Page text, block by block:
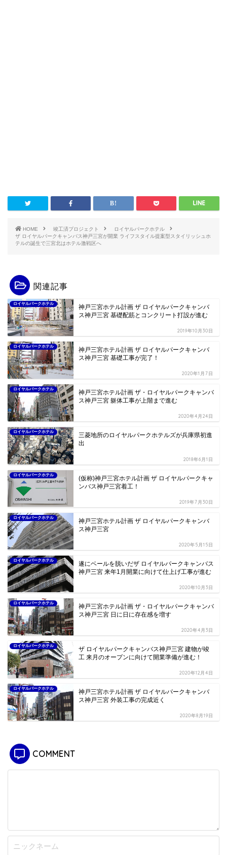
HOME 竣工済プロジェクト
ロイヤルパークホテル
ザ ロイヤルパークキャンバス神戸三宮が開業 ライフスタイル提案型スタイリッシュホ
テルの誕生で三宮北はホテル激戦区へ
関連記事
ロイヤルパークホテル
神戸三宮ホテル計画 ザ ロイヤルパークキャンバ
ス神戸三宮 基礎配筋とコンクリート打設が進む
2019年10月30日
ロイヤルパークホテル
神戸三宮ホテル計画 ザ ロイヤルパークキャンバ
ス神戸三宮 基礎工事が完了！
2020年1月7日
ロイヤルパークホテル
神戸三宮ホテル計画 ザ・ロイヤルパークキャンバ
ス神戸三宮 躯体工事が上階まで進む
2020年4月24日
ロイヤルパークホテル
三菱地所のロイヤルパークホテルズが兵庫県初進
出
2018年6月1日
ロイヤルパークホテル
(仮称)神戸三宮ホテル計画 ザ ロイヤルパークキャ
ンバス神戸三宮着工！
2019年7月30日
ロイヤルパークホテル
神戸三宮ホテル計画 ザ ロイヤルパークキャンバ
ス神戸三宮
2020年5月15日
ロイヤルパークホテル
遂にベールを脱いだザ ロイヤルパークキャンバス
神戸三宮 来年1月開業に向けて仕上げ工事が進む
2020年10月3日
ロイヤルパークホテル
神戸三宮ホテル計画 ザ・ロイヤルパークキャンバ
ス神戸三宮 日に日に存在感を増す
2020年4月3日
ロイヤルパークホテル
ザ ロイヤルパークキャンバス神戸三宮 建物が竣
工 来月のオープンに向けて開業準備が進む！
2020年12月4日
ロイヤルパークホテル
神戸三宮ホテル計画 ザ ロイヤルパークキャンバ
ス神戸三宮 外装工事の完成近く
2020年8月19日
COMMENT